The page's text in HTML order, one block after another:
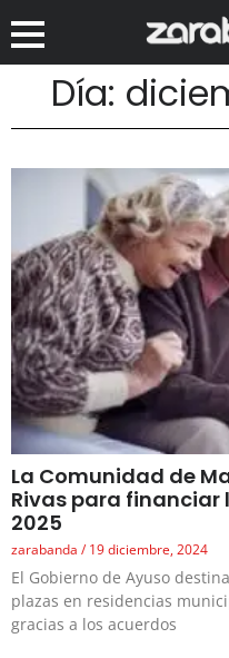
Día:
La Comunidad de
Rivas para financiar
2025
zarabanda 19 diciembre, 2024
El Gobierno de Ayuso
plazas en residencias
gracias a los acuerdos